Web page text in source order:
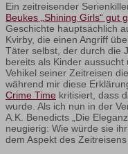
Ein zeitreisender
Beukes „Shining Girls“ gut
Geschichte hauptsächlich
Kvirby, die einen Angriff
Täter selbst, der durch die
bereits als Kinder
Vehikel seiner Zeitreisen
während mir diese
Crime Time kritisiert, dass
wurde. Als ich nun in der
A.K. Benedicts „Die
neugierig: Wie würde sie
dem Aspekt des